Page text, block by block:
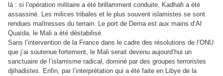
là : si l’opération militaire a été brillamment conduite, Kadhafi a été
assassiné. Les milices tribales et le plus souvent islamistes se sont
rendues maîtresses du terrain. Le port de Derna est aux mains d’Al
Quaïda, le Mali a été déstabilisé.
Sans l’intervention de la France dans le cadre des résolutions de l’ONU
que j’ai soutenue fortement, le Mali serait devenu aujourd’hui un
sanctuaire de l’islamisme radical, dominé par des groupes terroristes
djihadistes. Enfin, par l’interprétation qui a été faite en Libye de la